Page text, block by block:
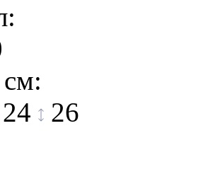
24
26